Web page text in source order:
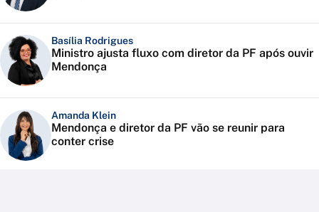
Basília Rodrigues
Ministro ajusta fluxo com diretor da PF após ouvir
Mendonça
Amanda Klein
Mendonça e diretor da PF vão se reunir para
conter crise